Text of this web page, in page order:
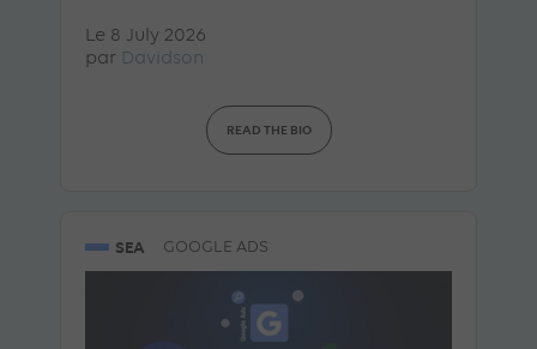
Le 8 July 2026
par Davidson
READ THE BIO
SEA GOOGLE ADS